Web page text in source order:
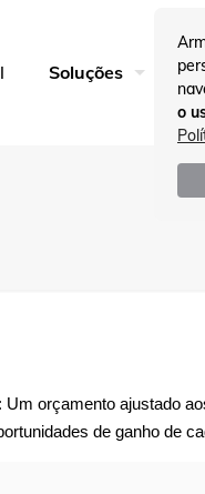
o
Soluções
orçamento ajustado
de ganho de